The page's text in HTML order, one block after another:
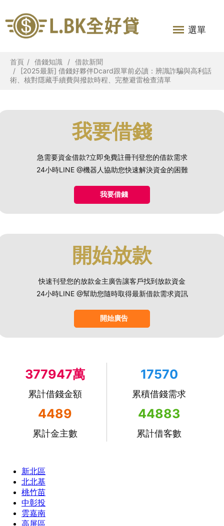
選單
首頁 借錢知識
借款新聞
[2025最新] 借錢好夥伴Dcard跟單前必讀：辨識詐騙與高利話
術、核對隱藏手續費與撥款時程、完整避雷檢查清單
我要借錢
急需要資金借款?立即免費註冊刊登您的借款需求
24小時LINE @機器人協助您快速解決資金的困難
我要借錢
開始放款
快速刊登您的放款金主廣告讓客戶找到放款資金
24小時LINE @幫助您隨時取得最新借款需求資訊
開始廣告
377947萬
累計借錢金額
17570
累積借錢需求
4489
累計金主數
44883
累計借客數